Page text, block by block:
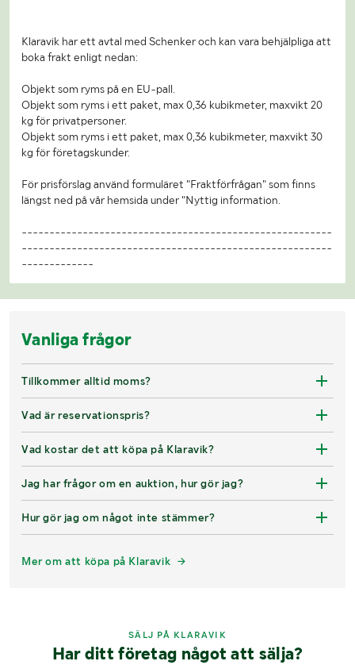
Klaravik har ett avtal med Schenker och kan vara behjälpliga att
boka frakt enligt nedan:
Objekt som ryms på en EU-pall.
Objekt som ryms i ett paket, max 0,36 kubikmeter, maxvikt 20
kg för privatpersoner.
Objekt som ryms i ett paket, max 0,36 kubikmeter, maxvikt 30
kg för företagskunder.
För prisförslag använd formuläret "Fraktförfrågan" som finns
längst ned på vår hemsida under "Nyttig information.
--------------------------------------------------------
--------------------------------------------------------
-------------
Vanliga frågor
Tillkommer alltid moms?
Vad är reservationspris?
Vad kostar det att köpa på Klaravik?
Jag har frågor om en auktion, hur gör jag?
Hur gör jag om något inte stämmer?
Mer om att köpa på Klaravik
SÄLJ PÅ KLARAVIK
Har ditt företag något att sälja?